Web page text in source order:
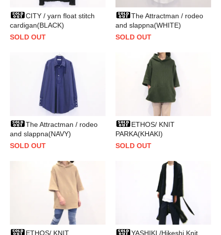
CITY / yarn float stitch
cardigan(BLACK)
SOLD OUT
The Attractman / rodeo
and slappna(WHITE)
SOLD OUT
The Attractman / rodeo
and slappna(NAVY)
SOLD OUT
ETHOS/ KNIT
PARKA(KHAKI)
SOLD OUT
ETHOS/ KNIT
YASHIKI /Hikeshi Knit